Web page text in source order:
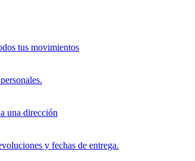
tus movimientos
una dirección
y fechas de entrega.